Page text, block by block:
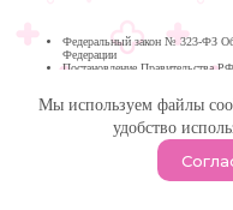
Мы используем файлы
удобство
Федеральный закон № 323-ФЗ Об
Федерации
Постановление Правительства
Программа государственных
Республике Башкортостан на
Медика Плюс